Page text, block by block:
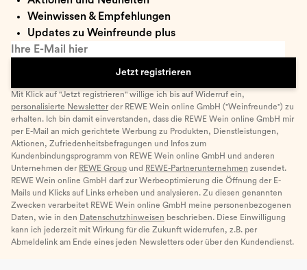
Weinwissen & Empfehlungen
Updates zu Weinfreunde plus
Ihre E-Mail hier
Jetzt registrieren
Mit Klick auf "Jetzt registrieren" willige ich bis auf Widerruf ein,
personalisierte Newsletter der REWE Wein online GmbH ("Weinfreunde") zu
erhalten. Ich bin damit einverstanden, dass die REWE Wein online GmbH mir
per E-Mail an mich gerichtete Werbung zu Produkten, Dienstleistungen,
Aktionen, Zufriedenheitsbefragungen und Infos zum
Kundenbindungsprogramm von REWE Wein online GmbH und anderen
Unternehmen der REWE Group und REWE-Partnerunternehmen zusendet.
REWE Wein online GmbH darf zur Werbeoptimierung die Öffnung der E-
Mails und Klicks auf Links erheben und analysieren. Zu diesen genannten
Zwecken verarbeitet REWE Wein online GmbH meine personenbezogenen
Daten, wie in den Datenschutzhinweisen beschrieben. Diese Einwilligung
kann ich jederzeit mit Wirkung für die Zukunft widerrufen, z.B. per
Abmeldelink am Ende eines jeden Newsletters oder über den Kundendienst.